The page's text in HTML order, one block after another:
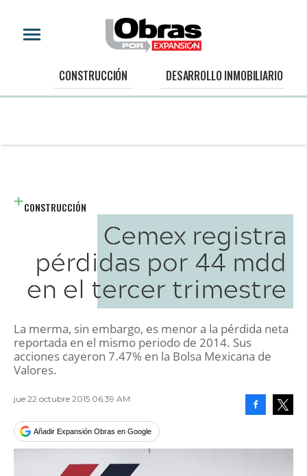
CONSTRUCCIÓN DESARROLLO INMOBILIARIO
CONSTRUCCIÓN
Cemex registra
pérdidas por 44 mdd
en el tercer trimestre
La merma, sin embargo, es menor a la pérdida neta
reportada en el mismo periodo de 2014. Sus
acciones cayeron 7.47% en la Bolsa Mexicana de
Valores.
jue 22 octubre 2015 06:39 AM
Añadir Expansión Obras en Google